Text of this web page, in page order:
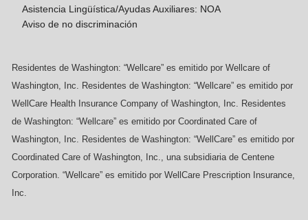
Asistencia Lingüística/Ayudas Auxiliares: NOA
Aviso de no discriminación
Residentes de Washington: “Wellcare” es emitido por Wellcare of
Washington, Inc. Residentes de Washington: “Wellcare” es emitido por
WellCare Health Insurance Company of Washington, Inc. Residentes
de Washington: “Wellcare” es emitido por Coordinated Care of
Washington, Inc. Residentes de Washington: “WellCare” es emitido por
Coordinated Care of Washington, Inc., una subsidiaria de Centene
Corporation. “Wellcare” es emitido por WellCare Prescription Insurance,
Inc.